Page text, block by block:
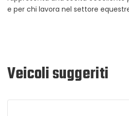
e per chi lavora nel settore
Veicoli suggeriti